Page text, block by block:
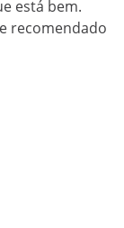
está bem.
recomendado